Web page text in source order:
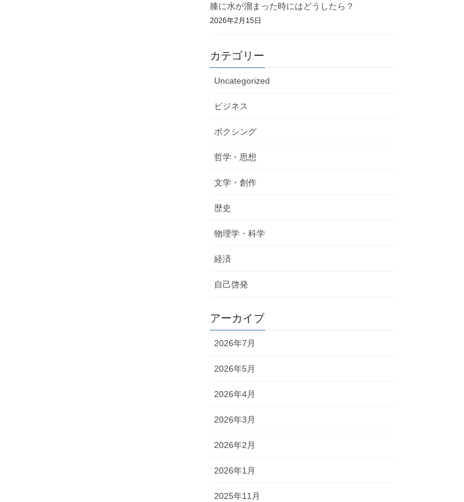
膝に水が溜まった時にはどうしたら？
2026年2月15日
カテゴリー
Uncategorized
ビジネス
ボクシング
哲学・思想
文学・創作
歴史
物理学・科学
経済
自己啓発
アーカイブ
2026年7月
2026年5月
2026年4月
2026年3月
2026年2月
2026年1月
2025年11月